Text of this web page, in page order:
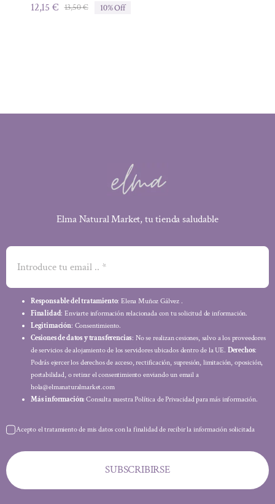
13,50€El
12,15 €
El
10% Off
Elma Natural Market, tu tienda saludable
Responsable del tratamiento: Elena Muñoz Gálvez .
Finalidad: Enviarte información relacionada con tu solicitud de información.
Legitimación: Consentimiento.
Cesiones de datos y transferencias: No se realizan cesiones, salvo a los proveedores
de servicios de alojamiento de los servidores ubicados dentro de la UE. Derechos:
Podrás ejercer los derechos de acceso, rectificación, supresión, limitación, oposición,
portabilidad, o retirar el consentimiento enviando un email a
hola@elmanaturalmarket.com
Más información: Consulta nuestra Política de Privacidad para más información.
Acepto el tratamiento de mis datos con la finalidad de recibir la información solicitada
SUBSCRIBIRSE